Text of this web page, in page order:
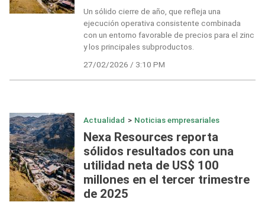
Un sólido cierre de año, que refleja una
ejecución operativa consistente combinada
con un entorno favorable de precios para el zinc
y los principales subproductos.
27/02/2026 / 3:10 PM
Actualidad > Noticias empresariales
Nexa Resources reporta
sólidos resultados con una
utilidad neta de US$ 100
millones en el tercer trimestre
de 2025